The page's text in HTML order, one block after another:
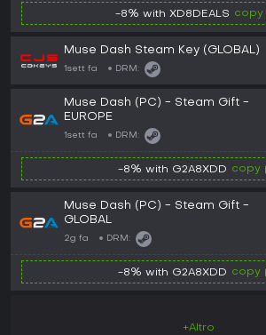
-8% with XD8DEALS copy
Muse Dash Steam Key (GLOBAL)
1sett fa DRM:
Muse Dash (PC) - Steam Gift -
EUROPE
1sett fa DRM:
-8% with G2A8XDD copy
Muse Dash (PC) - Steam Gift -
GLOBAL
2g fa DRM:
-8% with G2A8XDD copy
+Altro